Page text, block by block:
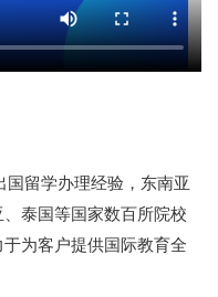
国留学办理经验，东南亚
泰国等国家数百所院校
为客户提供国际教育全